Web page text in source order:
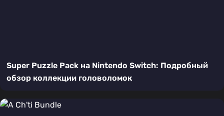
Super Puzzle Pack на Nintendo Switch: Подробный
обзор коллекции головоломок